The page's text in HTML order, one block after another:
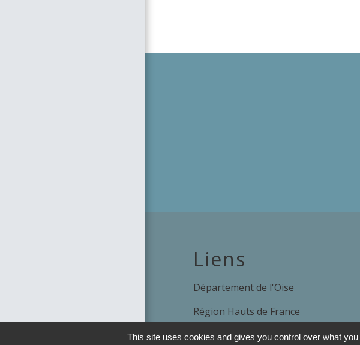
Liens
Département de l'Oise
Région Hauts de France
Préfecture de l'oise
This site uses cookies and gives you control over what